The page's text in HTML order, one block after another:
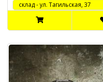
cклад - ул. Тагильская, 37